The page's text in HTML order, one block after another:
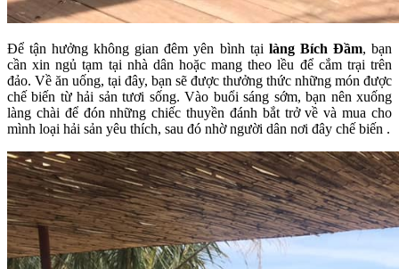
Để tận hưởng không gian đêm yên bình tại làng Bích Đầm, bạn
cần xin ngủ tạm tại nhà dân hoặc mang theo lều để cắm trại trên
đảo. Về ăn uống, tại đây, bạn sẽ được thưởng thức những món được
chế biến từ hải sản tươi sống. Vào buổi sáng sớm, bạn nên xuống
làng chài để đón những chiếc thuyền đánh bắt trở về và mua cho
mình loại hải sản yêu thích, sau đó nhờ người dân nơi đây chế biến .